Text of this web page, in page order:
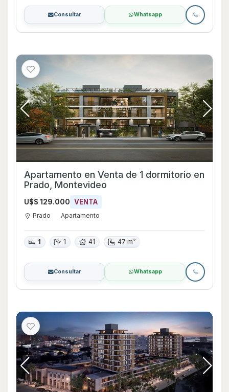
Consultar Whatsapp
Apartamento en Venta de 1 dormitorio en
Prado, Montevideo
U$S 129.000 VENTA
Prado Apartamento
1 1 41 47 m²
Consultar Whatsapp